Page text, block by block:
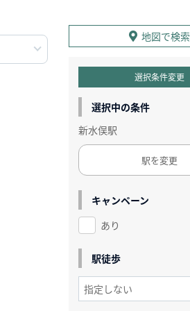
地図で検索
選択条件変更
選択中の条件
新水俣駅
駅を変更
キャンペーン
あり
駅徒歩